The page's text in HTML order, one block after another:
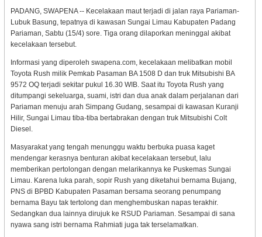
PADANG, SWAPENA -- Kecelakaan maut terjadi di jalan raya Pariaman-
Lubuk Basung, tepatnya di kawasan Sungai Limau Kabupaten Padang
Pariaman, Sabtu (15/4) sore. Tiga orang dilaporkan meninggal akibat
kecelakaan tersebut.
Informasi yang diperoleh swapena.com, kecelakaan melibatkan mobil
Toyota Rush milik Pemkab Pasaman BA 1508 D dan truk Mitsubishi BA
9572 OQ terjadi sekitar pukul 16.30 WIB. Saat itu Toyota Rush yang
ditumpangi sekeluarga, suami, istri dan dua anak dalam perjalanan dari
Pariaman menuju arah Simpang Gudang, sesampai di kawasan Kuranji
Hilir, Sungai Limau tiba-tiba bertabrakan dengan truk Mitsubishi Colt
Diesel.
Masyarakat yang tengah menunggu waktu berbuka puasa kaget
mendengar kerasnya benturan akibat kecelakaan tersebut, lalu
memberikan pertolongan dengan melarikannya ke Puskemas Sungai
Limau. Karena luka parah, sopir Rush yang diketahui bernama Bujang,
PNS di BPBD Kabupaten Pasaman bersama seorang penumpang
bernama Bayu tak tertolong dan menghembuskan napas terakhir.
Sedangkan dua lainnya dirujuk ke RSUD Pariaman. Sesampai di sana
nyawa sang istri bernama Rahmiati juga tak terselamatkan.